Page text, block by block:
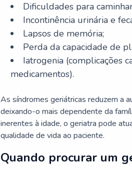
Dificuldades para
Incontinência urinária e
Lapsos de memória;
Perda da capacidade de
Iatrogenia (complicações
medicamentos).
As síndromes geriátricas reduzem a
deixando-o mais dependente da
inerentes à idade, o geriatra pode
qualidade de vida ao paciente.
Quando procurar um